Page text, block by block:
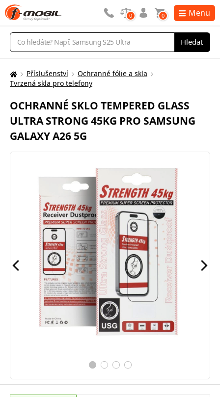
Vyhledávání
Hledat
0 0 Menu
Zde
nacházíte:
Příslušenství
Ochranné fólie a skla
Tvrzená skla pro telefony
OCHRANNÉ SKLO TEMPERED GLASS
ULTRA STRONG 45KG PRO SAMSUNG
GALAXY A26 5G